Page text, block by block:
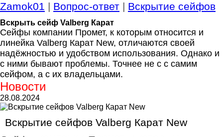
Zamok01 | Вопрос-ответ | Вскрытие сейфов
Вскрыть сейф Valberg Карат
Сейфы компании Промет, к которым относится и
линейка Valberg Карат New, отличаются своей
надёжностью и удобством использования. Однако и
с ними бывают проблемы. Точнее не с с самим
сейфом, а с их владельцами.
Новости
28.08.2024
Вскрытие сейфов Valberg Карат New